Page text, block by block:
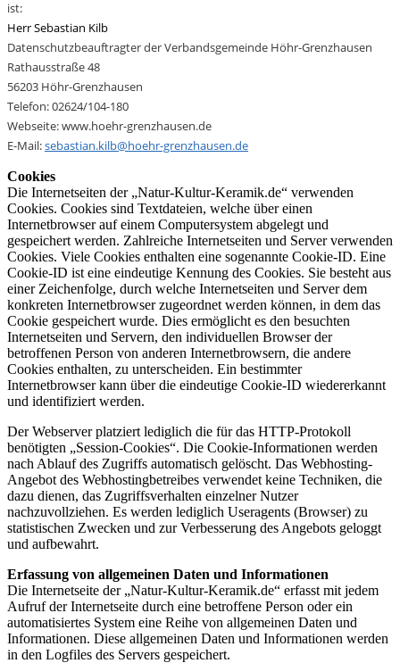
ist:
Herr Sebastian Kilb
Datenschutzbeauftragter der Verbandsgemeinde Höhr-Grenzhausen
Rathausstraße 48
56203 Höhr-Grenzhausen
Telefon: 02624/104-180
Webseite: www.hoehr-grenzhausen.de
E-Mail:sebastian.kilb@hoehr-grenzhausen.de
Cookies
Die Internetseiten der „Natur-Kultur-Keramik.de“ verwenden
Cookies. Cookies sind Textdateien, welche über einen
Internetbrowser auf einem Computersystem abgelegt und
gespeichert werden. Zahlreiche Internetseiten und Server verwenden
Cookies. Viele Cookies enthalten eine sogenannte Cookie-ID. Eine
Cookie-ID ist eine eindeutige Kennung des Cookies. Sie besteht aus
einer Zeichenfolge, durch welche Internetseiten und Server dem
konkreten Internetbrowser zugeordnet werden können, in dem das
Cookie gespeichert wurde. Dies ermöglicht es den besuchten
Internetseiten und Servern, den individuellen Browser der
betroffenen Person von anderen Internetbrowsern, die andere
Cookies enthalten, zu unterscheiden. Ein bestimmter
Internetbrowser kann über die eindeutige Cookie-ID wiedererkannt
und identifiziert werden.
Der Webserver platziert lediglich die für das HTTP-Protokoll
benötigten „Session-Cookies“. Die Cookie-Informationen werden
nach Ablauf des Zugriffs automatisch gelöscht. Das Webhosting-
Angebot des Webhostingbetreibes verwendet keine Techniken, die
dazu dienen, das Zugriffsverhalten einzelner Nutzer
nachzuvollziehen. Es werden lediglich Useragents (Browser) zu
statistischen Zwecken und zur Verbesserung des Angebots geloggt
und aufbewahrt.
Erfassung von allgemeinen Daten und Informationen
Die Internetseite der „Natur-Kultur-Keramik.de“ erfasst mit jedem
Aufruf der Internetseite durch eine betroffene Person oder ein
automatisiertes System eine Reihe von allgemeinen Daten und
Informationen. Diese allgemeinen Daten und Informationen werden
in den Logfiles des Servers gespeichert.